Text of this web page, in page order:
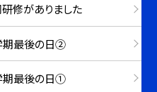
修がありました
最後の日②
最後の日①